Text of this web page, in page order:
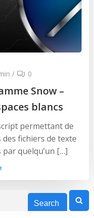
/ 0
Snow –
blancs
permettant de
fichiers de texte
par quelqu’un […]